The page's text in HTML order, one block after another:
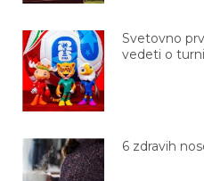
Svetovno
vedeti o
6 zdravih